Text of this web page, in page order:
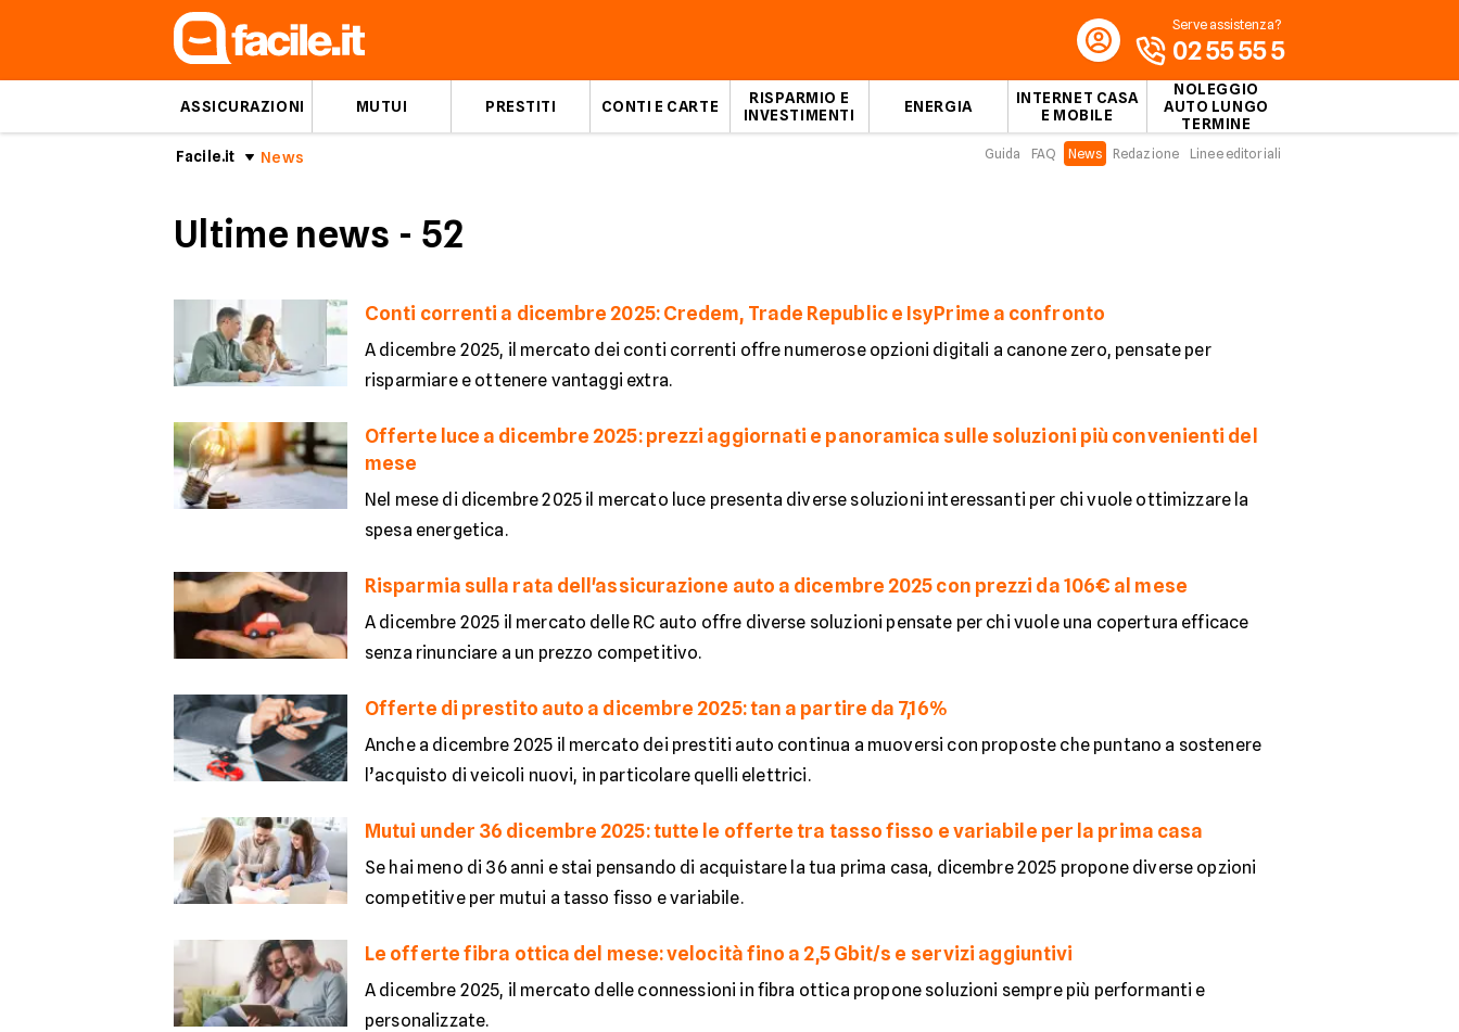
ASSICURAZIONI MUTUI PRESTITI CONTI E CARTE
RISPARMIO E
INVESTIMENTI
ENERGIA
INTERNET CASA
E MOBILE
NOLEGGIO
AUTO LUNGO
TERMINE
Serve assistenza?
02 55 55 5
Facile.it News Guida FAQ News Redazione Linee editoriali
Ultime news - 52
Conti correnti a dicembre 2025: Credem, Trade Republic e IsyPrime a confronto
A dicembre 2025, il mercato dei conti correnti offre numerose opzioni digitali a canone zero, pensate per
risparmiare e ottenere vantaggi extra.
Offerte luce a dicembre 2025: prezzi aggiornati e panoramica sulle soluzioni più convenienti del
mese
Nel mese di dicembre 2025 il mercato luce presenta diverse soluzioni interessanti per chi vuole ottimizzare la
spesa energetica.
Risparmia sulla rata dell'assicurazione auto a dicembre 2025 con prezzi da 106€ al mese
A dicembre 2025 il mercato delle RC auto offre diverse soluzioni pensate per chi vuole una copertura efficace
senza rinunciare a un prezzo competitivo.
Offerte di prestito auto a dicembre 2025: tan a partire da 7,16%
Anche a dicembre 2025 il mercato dei prestiti auto continua a muoversi con proposte che puntano a sostenere
l’acquisto di veicoli nuovi, in particolare quelli elettrici.
Mutui under 36 dicembre 2025: tutte le offerte tra tasso fisso e variabile per la prima casa
Se hai meno di 36 anni e stai pensando di acquistare la tua prima casa, dicembre 2025 propone diverse opzioni
competitive per mutui a tasso fisso e variabile.
Le offerte fibra ottica del mese: velocità fino a 2,5 Gbit/s e servizi aggiuntivi
A dicembre 2025, il mercato delle connessioni in fibra ottica propone soluzioni sempre più performanti e
personalizzate.